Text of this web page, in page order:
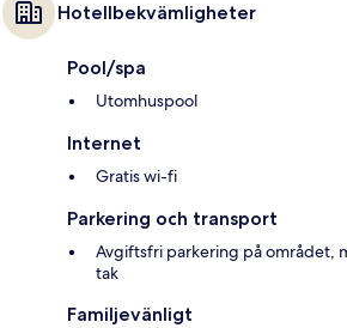
Hotellbekvämligheter
Pool/spa
Utomhuspool
Internet
Gratis wi-fi
Parkering och transport
Avgiftsfri parkering på området,
tak
Familjevänligt